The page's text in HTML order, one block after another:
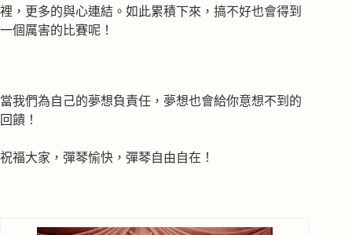
裡，更多的與心連結。如此累積下來，搞不好也會得到
一個厲害的比賽呢！
當我們為自己的夢想負責任，夢想也會給你意想不到的
回饋！
祝福大家，彈琴愉快，彈琴自由自在！